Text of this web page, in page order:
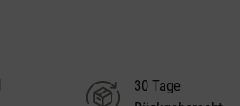
30 Tage